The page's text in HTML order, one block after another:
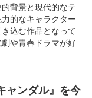
背景と現代的なテ
的なキャラクター
込む作品となって
や青春ドラマが好
ャンダル』を今